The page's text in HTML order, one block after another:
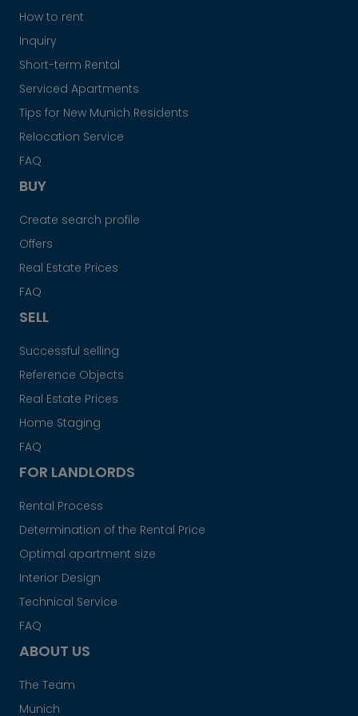
How to rent
Inquiry
Short-term Rental
Serviced Apartments
Tips for New Munich Residents
Relocation Service
FAQ
BUY
Create search profile
Offers
Real Estate Prices
FAQ
SELL
Successful selling
Reference Objects
Real Estate Prices
Home Staging
FAQ
FOR LANDLORDS
Rental Process
Determination of the Rental Price
Optimal apartment size
Interior Design
Technical Service
FAQ
ABOUT US
The Team
Munich